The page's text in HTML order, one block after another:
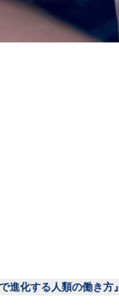
進化する人類の働き方』